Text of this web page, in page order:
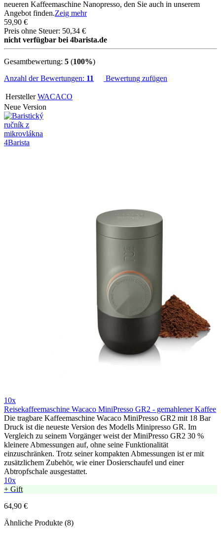
neueren Kaffeemaschine Nanopresso, den Sie auch in unserem
Angebot finden.Zeig mehr
59,90 €
Preis ohne Steuer: 50,34 €
nicht verfügbar bei 4barista.de
Gesamtbewertung: 5 (100%)
Anzahl der Bewertungen: 11 Bewertung zufügen
Hersteller WACACO
Neue Version
10x
Reisekaffeemaschine Wacaco MiniPresso GR2 - gemahlener Kaffee
Die tragbare Kaffeemaschine Wacaco MiniPresso GR2 mit 18 Bar
Druck ist die neueste Version des Modells Minipresso GR. Im
Vergleich zu seinem Vorgänger weist der MiniPresso GR2 30 %
kleinere Abmessungen auf, ohne seine Funktionalität
einzuschränken. Trotz seiner kompakten Abmessungen ist er mit
zusätzlichem Zubehör, wie einer Dosierschaufel und einer
Abtropfschale ausgestattet.
10x
+ Gift
64,90 €
Ähnliche Produkte (8)